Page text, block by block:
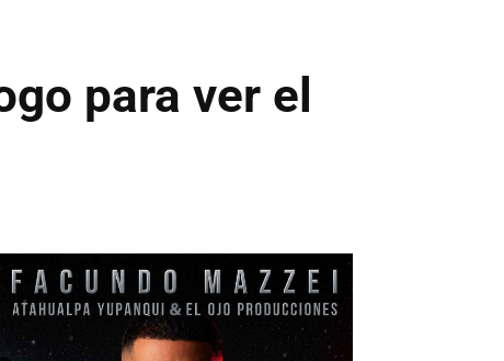
para ver el